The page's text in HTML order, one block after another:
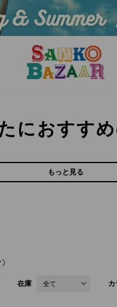
におすす
もっと見る
)
在庫 全て カ